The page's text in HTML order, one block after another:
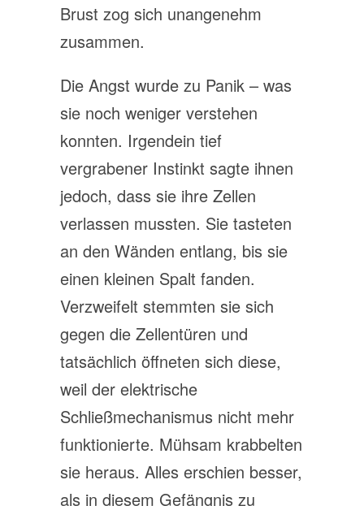
Brust zog sich unangenehm
zusammen.
Die Angst wurde zu Panik – was
sie noch weniger verstehen
konnten. Irgendein tief
vergrabener Instinkt sagte ihnen
jedoch, dass sie ihre Zellen
verlassen mussten. Sie tasteten
an den Wänden entlang, bis sie
einen kleinen Spalt fanden.
Verzweifelt stemmten sie sich
gegen die Zellentüren und
tatsächlich öffneten sich diese,
weil der elektrische
Schließmechanismus nicht mehr
funktionierte. Mühsam krabbelten
sie heraus. Alles erschien besser,
als in diesem Gefängnis zu